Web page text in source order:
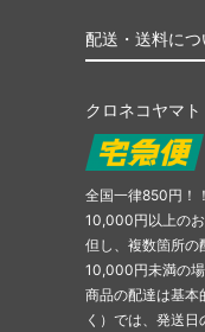
配送・送料につ
クロネコヤマト
全国一律850円！！
10,000円以上のお
但し、複数箇所の
10,000円未満の場
商品の配達は基本
く）では、発送日